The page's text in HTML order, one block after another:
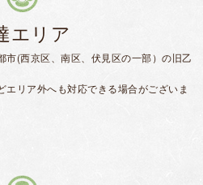
エリア
(西京区、南区、 伏見区の一部）の旧乙
エリア外へも対応できる場合がございま